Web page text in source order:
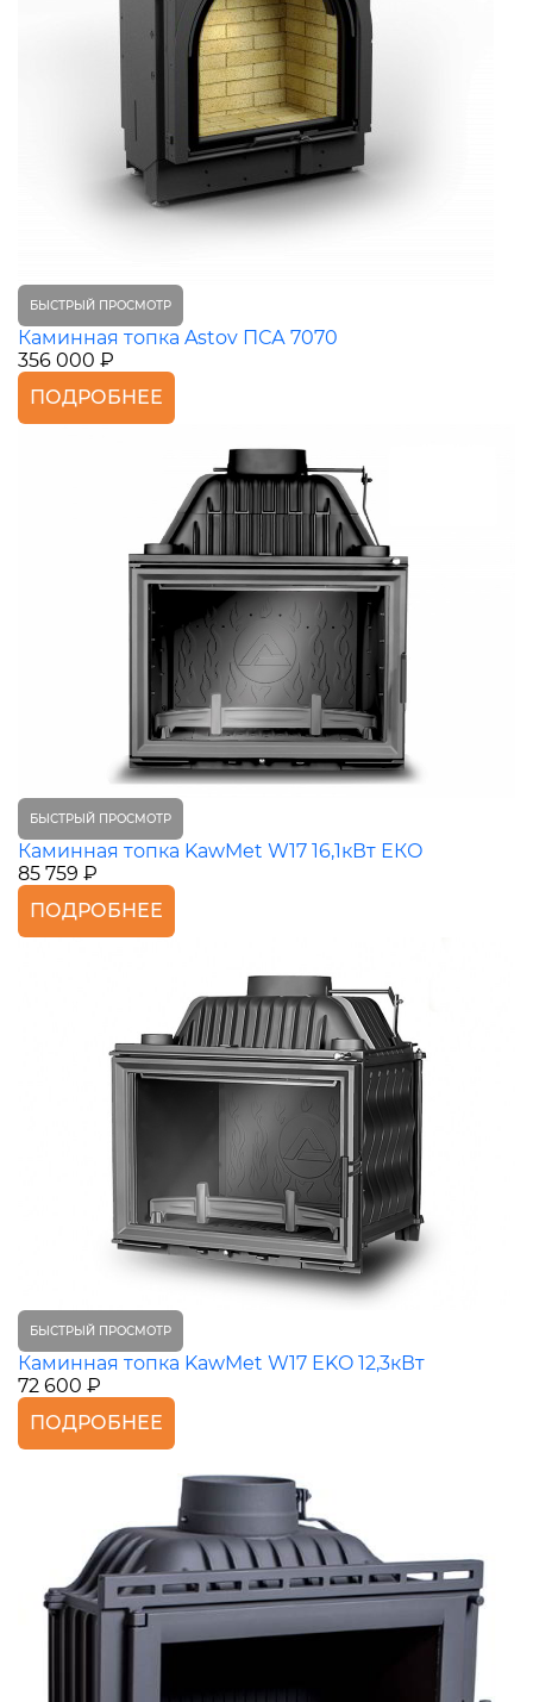
БЫСТРЫЙ ПРОСМОТР
Каминная топка Astov ПСА 7070
356 000 ₽
ПОДРОБНЕЕ
БЫСТРЫЙ ПРОСМОТР
Каминная топка KawMet W17 16,1кВт ЕКО
85 759 ₽
ПОДРОБНЕЕ
БЫСТРЫЙ ПРОСМОТР
Каминная топка KawMet W17 EKO 12,3кВт
72 600 ₽
ПОДРОБНЕЕ